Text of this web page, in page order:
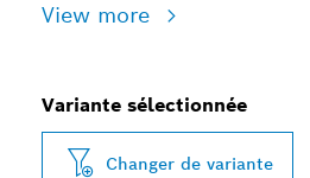
View more
Variante sélectionnée
Changer de variante